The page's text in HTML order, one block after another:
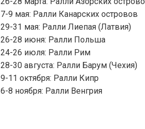
7-9 мая: Ралли Канарских островов
29-31 мая: Ралли Лиепая (Латвия)
26-28 июня: Ралли Польша
24-26 июля: Ралли Рим
28-30 августа: Ралли Барум (Чехия)
9-11 октября: Ралли Кипр
6-8 ноября: Ралли Венгрия